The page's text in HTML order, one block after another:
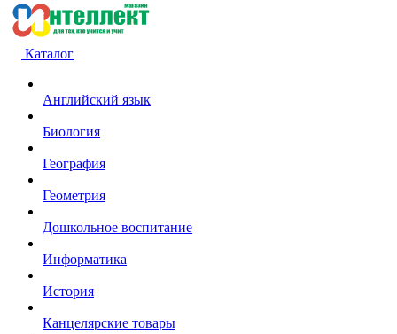
Каталог
Английский язык
Биология
География
Геометрия
Дошкольное воспитание
Информатика
История
Канцелярские товары